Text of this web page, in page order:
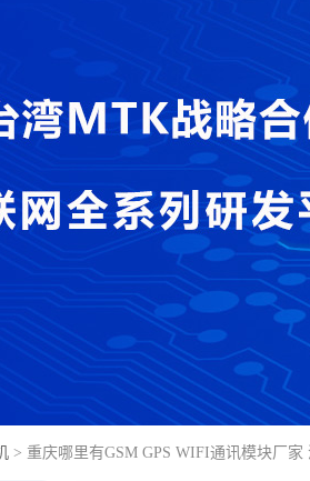
> 重庆哪里有GSM GPS WIFI通讯模块厂家